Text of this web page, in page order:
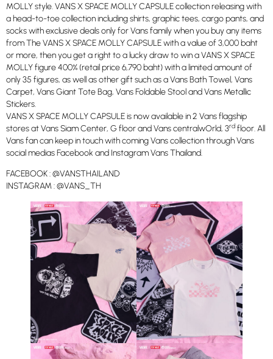
MOLLY style. VANS X SPACE MOLLY CAPSULE collection releasing with
a head-to-toe collection including shirts, graphic tees, cargo pants, and
socks with exclusive deals only for Vans family when you buy any items
from The VANS X SPACE MOLLY CAPSULE with a value of 3,000 baht
or more, then you get a right to a lucky draw to win a VANS X SPACE
MOLLY figure 400% (retail price 6,790 baht) with a limited amount of
only 35 figures, as well as other gift such as a Vans Bath Towel, Vans
Carpet, Vans Giant Tote Bag, Vans Foldable Stool and Vans Metallic
Stickers.
VANS X SPACE MOLLY CAPSULE is now available in 2 Vans flagship
stores at Vans Siam Center, G floor and Vans centralwOrld, 3rd floor. All
Vans fan can keep in touch with coming Vans collection through Vans
social medias Facebook and Instagram Vans Thailand.
FACEBOOK : @VANSTHAILAND
INSTAGRAM : @VANS_TH